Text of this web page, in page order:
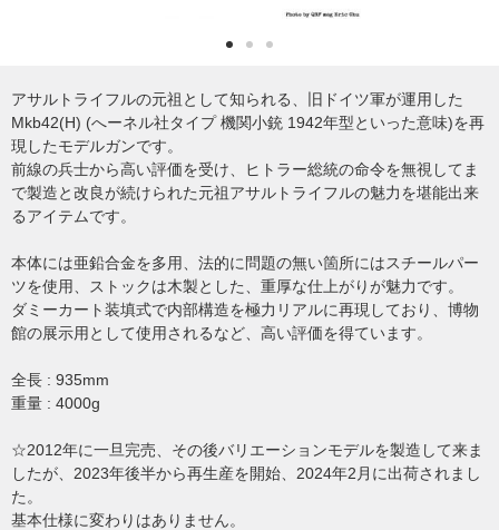
アサルトライフルの元祖として知られる、旧ドイツ軍が運用した
Mkb42(H) (へーネル社タイプ 機関小銃 1942年型といった意味)を再
現したモデルガンです。
前線の兵士から高い評価を受け、ヒトラー総統の命令を無視してま
で製造と改良が続けられた元祖アサルトライフルの魅力を堪能出来
るアイテムです。
本体には亜鉛合金を多用、法的に問題の無い箇所にはスチールパー
ツを使用、ストックは木製とした、重厚な仕上がりが魅力です。
ダミーカート装填式で内部構造を極力リアルに再現しており、博物
館の展示用として使用されるなど、高い評価を得ています。
全長 : 935mm
重量 : 4000g
☆2012年に一旦完売、その後バリエーションモデルを製造して来ま
したが、2023年後半から再生産を開始、2024年2月に出荷されまし
た。
基本仕様に変わりはありません。